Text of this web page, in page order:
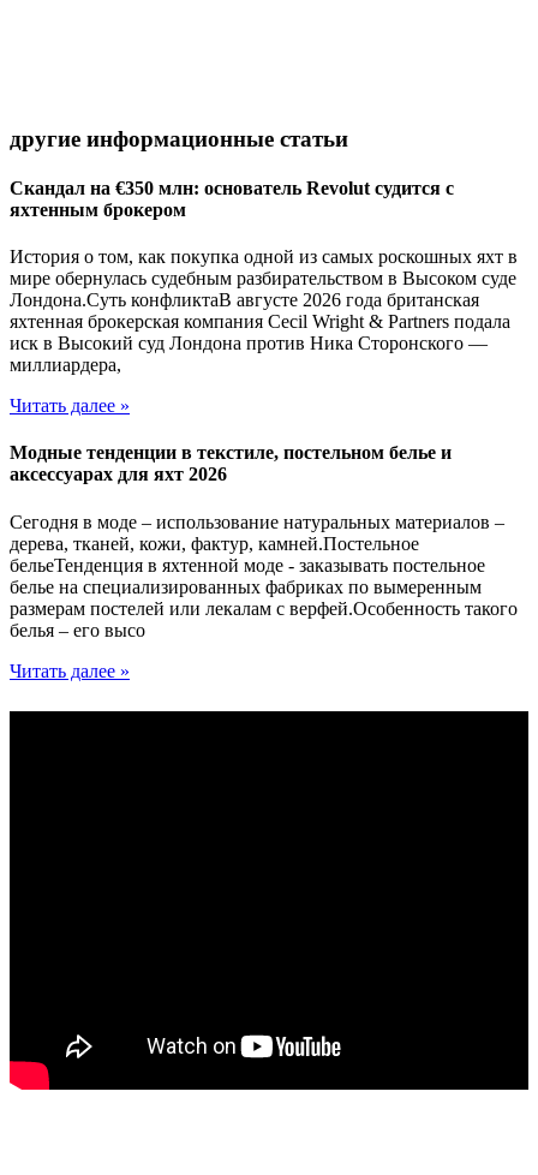
другие информационные статьи
Скандал на €350 млн: основатель Revolut судится с
яхтенным брокером
История о том, как покупка одной из самых роскошных яхт в
мире обернулась судебным разбирательством в Высоком суде
Лондона.Суть конфликтаВ августе 2026 года британская
яхтенная брокерская компания Cecil Wright & Partners подала
иск в Высокий суд Лондона против Ника Сторонского —
миллиардера,
Читать далее »
Модные тенденции в текстиле, постельном белье и
аксессуарах для яхт 2026
Сегодня в моде – использование натуральных материалов –
дерева, тканей, кожи, фактур, камней.Постельное
бельеТенденция в яхтенной моде - заказывать постельное
белье на специализированных фабриках по вымеренным
размерам постелей или лекалам с верфей.Особенность такого
белья – его высо
Читать далее »